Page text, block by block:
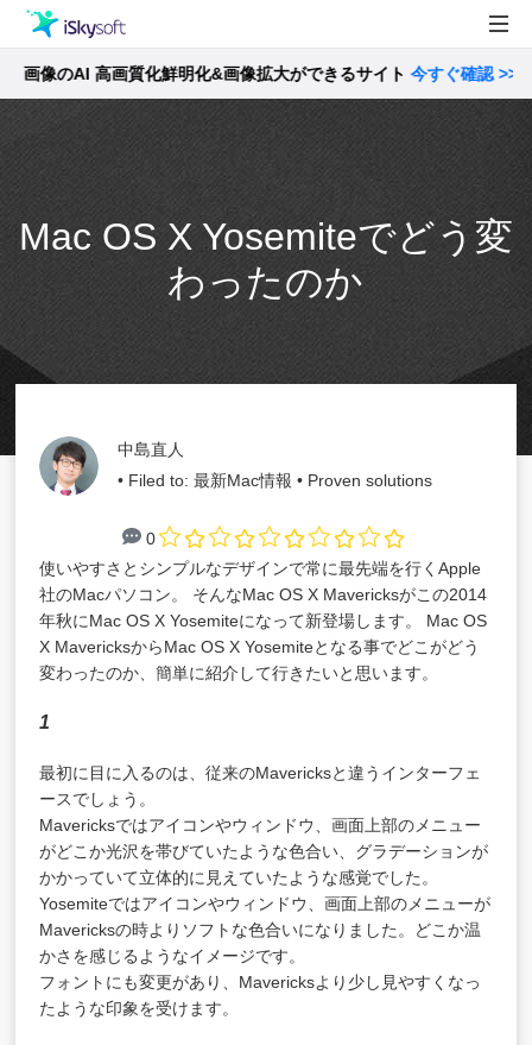
製品
Utility
製品活用事例
ストア
サポート
像のAI 高画質化鮮明化&画像拡大ができるサイト今すぐ確認 >>
Mac OS X Yosemiteでどう変
わったのか
中島直人
• Filed to:最新Mac情報 • Proven solutions
0
使いやすさとシンプルなデザインで常に最先端を行くApple
社のMacパソコン。 そんなMac OS X Mavericksがこの2014
年秋にMac OS X Yosemiteになって新登場します。 Mac OS
X MavericksからMac OS X Yosemiteとなる事でどこがどう
変わったのか、簡単に紹介して行きたいと思います。
1
最初に目に入るのは、従来のMavericksと違うインターフェ
ースでしょう。
Mavericksではアイコンやウィンドウ、画面上部のメニュー
がどこか光沢を帯びていたような色合い、グラデーションが
かかっていて立体的に見えていたような感覚でした。
Yosemiteではアイコンやウィンドウ、画面上部のメニューが
Mavericksの時よりソフトな色合いになりました。どこか温
かさを感じるようなイメージです。
フォントにも変更があり、Mavericksより少し見やすくなっ
たような印象を受けます。